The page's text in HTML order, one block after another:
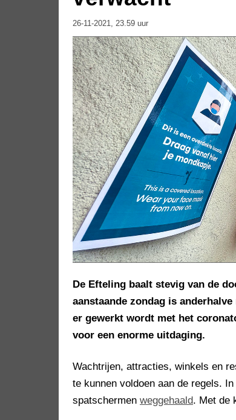
26-11-2021, 23.59 uur
De Efteling baalt stevig van de
aanstaande zondag is
er gewerkt wordt met het
voor een enorme uitdaging.
Wachtrijen, attracties, winkels en
te kunnen voldoen aan de regels.
spatschermen weggehaald. Met de